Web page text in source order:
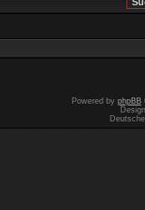
Powered by phpBB